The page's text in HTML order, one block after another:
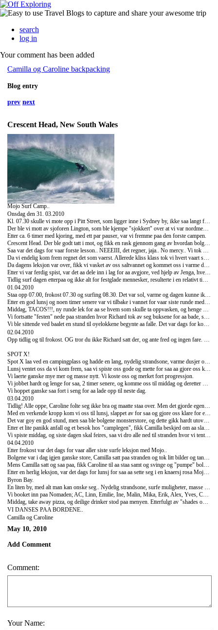
search
log in
Your comment has been added
Camilla og Caroline backpacking
Blog entry
prev next
Crescent Head, New South Wales
Mojo Surf Camp..
Onsdag den 31. 03.2010
Kl. 07.30 skulle vi mote opp i Pitt Street, som ligger inne i Sydney by, ikke saa langt fra Central togstasjon. Saa da var det bare aa komme seg av gaarde.Vi sto opp, kom oss paa fergen til Circular Quay tok toget fra Circular Quay og gikk av paa Central, for saa og se etter en Mojo buss som enten kunne vaere knaersj rosa eller knaersj gronn.. Og flaks for oss, spottet Camilla den knaersj gronne Mojo bussen ganske fort..
Der ble vi mott av sjoforen Lington, som ble kjempe "sjokkert" over at vi var nordmenn, for det hadde han aldri mott for.. NOT!! Det viste seg nemlig fort at 92% av de som skulle paa campen var nordmenn.. Jaja.. Utrolig rart og hore norsk igjen, har liksom ikke hort saa mye av det paa reisen..
Etter ca. 6 timer med kjoring, med ett par pauser, var vi fremme paa den forste campen.
Crescent Head. Der ble godt tatt i mot, og fikk en rask gjennom gang av hvordan bolgene var, og hva vi maatte gjore hvis vi ble fanget i en "rip" (en strom som gaar fra stranden og utt i havet) og litt basic om surfebrett.
Saa var det dags for vaar forste lesson.. NEEEIII, det regner, jaja.. No mercy.. Vi tok paa oss hver vaar kalde vaatdrakt som alle hadde hvert sitt navn paa, Caroline med "Snake eyes" og Camilla med "Mango lips", og tuslet nedover mot stranden. Vi maatte gaa et stykke for aa komme dit hvor vi skulle surfe.
Da vi endelig kom frem regnet det som vaerst. Allerede kliss klass tok vi hvert vaart surfebrett og lop ut i vannet. Kaldt, men herregud saa moro vi hadde det :) Vi fikk til og med til aa staa!!!
Da dagens leksjon var over, fikk vi vasket av oss saltvannet og kommet oss i varme dusjer for vi gikk til middag. Digg...
Etter vi var ferdig spist, var det aa dele inn i lag for aa avgjore, ved hjelp av Jenga, hvem som skulle ta oppvasken! Etter middag gjorde oss klare, for saa aa gaa opp til noe som het Humpey, der resten av gjengen satt og koste seg ved baalet. Vi satte oss ned, og ble sittende og snakke med Chris, en legestudent fra Sveits.
Tidlig surf dagen etterpaa og ikke alt for festglade mennesker, resulterte i en relativt tidlig kveld.
01.04.2010
Staa opp 07.00, frokost 07.30 og surfing 08.30. Det var sol, varme og dagen kunne ikke se bedre ut. Vi koste oss og lekte rundt i bolgene og naar session var over 10.30 hadde vi ca. en og en halv time paa oss for vi maatte vaere tilbake paa campen, saa hva er vel bedre enn aa ta en liten taningssession paa stranden.
Etter en god lunsj og noen timer senere var vi tilbake i vannet for vaar siste runde med surf paa Crescent Head. Vi koste oss masse, fikk et par nosedives, men alt i alt hadde vi en heil dundranes dag og folte vi hadde faatt utviklet vaare surfeskills til hakket bedre.
Middag, TACOS!!!, ny runde lek for aa se hvem som skulle ta oppvasken, og henge paa Humpy. I kveld var vi innstilte paa aa faa opp stemningen, saa vi tenkte "hva ville Coby og Jimmy gjort?" 'Ring of Fire'!!! Vi satt oss i en ring, en gjeng med ni mennesker, to norske jenter som vi bodde paa rom med (AC og Linn), tre norske gutter (FredErik, Oyvind og Peter), en franskmann og engelskmannen Richard. Etter en god runde var vi noksaa gode i formen, noen absolutt mer enn andre (Richard og FredErik).
Vi fortsatte "festen" nede paa stranden hvor Richard tok av seg buksene for aa bade, som vi hadde faatt streng beskjed om at var et No No! Vi dro med oss Rihard opp til leiren igjen hvor han tok den droyeste "faceplanten", slang fra seg buksene og sa at han skulle gaa og legge seg. OK!
Vi ble sittende ved baalet en stund til oyelokkene begynte aa falle. Det var dags for koya. Vi plukket opp Richards bukser paa veien for saa aa mote en av hans roommates paa veien som var ganske saa stressa, for Richard var borte! Full alarm, alle lommelykter frem, instruktorer i biler. Richard var og forble borte!!! Saa etter gode timers leting gav vi opp og tuslet i seng og haapet paa at Richard fant veien hjem selv.
02.04.2010
Opp tidlig og til frokost. OG tror du ikke Richard satt der, og ante fred og ingen fare. For han hadde absolutt
SPOT X!
Spot X laa ved en campingplass og hadde en lang, nydelig strandsone, varme dusjer og hundrevis av mennesker.
Lunsj ventet oss da vi kom frem, saa vi spiste oss gode og mette for saa aa gjore oss klare til forste session paa Spot X. Instruktorene her var bedre de var flinke til aa gi tlbake melding slik og folge deg opp..
Vi laerte ganske mye mer og masse nytt. Vi koste oss og merket fort progressjon.
Vi jobbet hardt og lenge for saa, 2 timer senere, og komme oss til middag og deretter kose oss med litt ol og godt selskap; vaar fantastiske gruppe.. Men stemmingen dabbet fort av da vi saa tavla for neste dags surfeleksjoner!! For der stod det at vi skulle ut og surfe kl. 07.00 tidlig om morgenen!! Det betydde frokost kl. 06.!!
Vi hoppet ganske saa fort i seng for aa lade opp til neste dag.
03.04.2010
Tidlig! Alle oppe, Caroline folte seg ikke bra og maatte staa over. Men det gjorde egentlig ingenting for bolgene var helt Jaevlige. Vi ble kastet hit og dit, og folk flest ble mer morbanket enn noe annet.
Med en verkende kropp kom vi oss til lunsj, slappet av for saa og gjore oss klare for enda en surfeleksjon kl. 14.00. Denne gangen hadde bolgene roet seg litt, og vi bestemte oss for aa druse paa og gjore vaart beste.
Det var goy en god stund, men saa ble bolgene monsterstore, og dette gikk hardt utover stakkars Camilla som fikk brettet med stor kraft rett i brystet saa hun mistet pusten og maatte bli reddet paa Baywatch-vis, som egentlig var litt flaut, men gikk greit ettersom instruktorene var relativt digge..
Etter et lite panikk anfall og et besok hos "camplegen", fikk Camilla beskjed om aa slappe av, og ha en til aa passe paa seg, tilfelle noe skjedde..
Vi spiste middag, og siste dagen skal feires, saa vi dro alle ned til stranden hvor vi tente baal og koste oss, med sanger, diskusjoner og alkohol.. Baalet brandt og vi hygget oss langt ut i nattetimene!
04.04.2010
Etter frokost var det dags for vaar aller siste surfe leksjon med Mojo..
Bolgene var i dag igjen ganske store, Camilla satt paa stranden og tok litt bilder og tannet, mens Caroline var ute og red paa bolgene.. Og goy var det!
Mens Camilla satt og saa paa, fikk Caroline til aa staa samt og svinge og "pumpe" bolgen slik at det gikk fortere.. Wee.. En god dag for surfing.. Surfing har aldri vaet saa goy som naa..
Etter en herlig leksjon, var det dags for lunsj for saa aa sette seg i en knaersj rosa Mojo buss paa vei mot Byron Bay.. wee..
Byron Bay.
En liten by, med alt man kan onske seg.. Nydelig strandsone, surfe muligheter, masse mennesker og morsomme utesteder..
Vi booket inn paa Nomaden; AC, Linn, Emilie, Ine, Malin, Mika, Erik, Alex, Yves, Chris, Camilla, Caroline og surfeinstruktor Phil, som hadde blitt med oss hele veien fra Crescent Head. En herlig gjeng med andre ord.
Middag, take away pizza, og deilige drinker stod paa menyen. Etterfulgt av "shades on" og "moose" drikke leker.. haha.. For saa aa dra til Cheeky Monkeys, hvor det var dansing paa bordet for alle penga!! Og (desvere) wet t-shirt konkurranse, som tok litt for mye av.. Vi folte oss alle som nonner etter det showet var over, for aa si det slik! Vi ble rett og slett ganske saa skremt! Men vi danset det for av oss... WOOHOOOO...
VI DANSES PAA BORDENE..
Camilla og Caroline
May 10, 2010
Add Comment
Comment:
Your Name: